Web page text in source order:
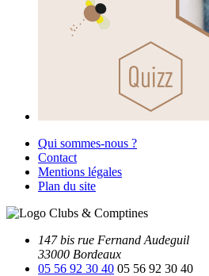
Qui sommes-nous ?
Contact
Mentions légales
Plan du site
147 bis rue Fernand Audeguil
33000 Bordeaux
05 56 92 30 40 05 56 92 30 40